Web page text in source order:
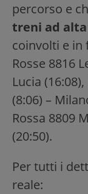
percorso e
treni ad
coinvolti e in
Rosse 8816
Lucia
(8:06) –
Rossa 8809
(20:50).
Per tutti i
reale: